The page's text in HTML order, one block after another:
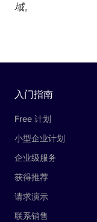
域。
入门指南
Free 计划
小型企业计划
企业级服务
获得推荐
请求演示
联系销售